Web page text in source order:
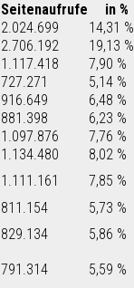
Seitenaufrufe in %
2.024.699 14,31 %
2.706.192 19,13 %
1.117.418 7,90 %
727.271 5,14 %
916.649 6,48 %
881.398 6,23 %
1.097.876 7,76 %
1.134.480 8,02 %
1.111.161 7,85 %
811.154 5,73 %
829.134 5,86 %
791.314 5,59 %